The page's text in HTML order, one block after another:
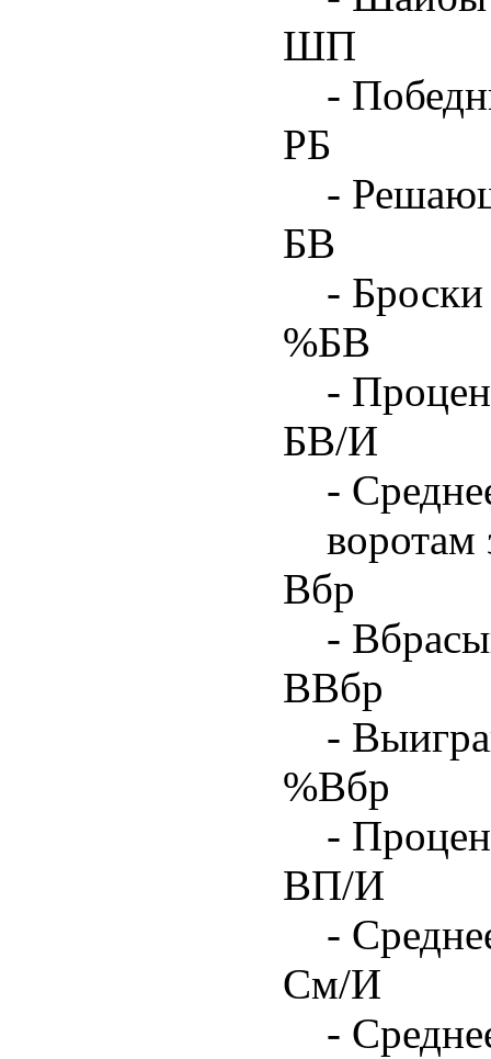
ШП
-
РБ
-
БВ
-
%БВ
-
БВ/И
-
воротам
Вбр
-
ВВбр
-
%Вбр
-
ВП/И
-
См/И
-